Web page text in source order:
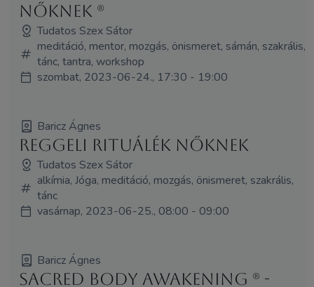
nőknek (R)
Tudatos Szex Sátor
meditáció, mentor, mozgás, önismeret, sámán, szakrális,
tánc, tantra, workshop
szombat, 2023-06-24., 17:30 - 19:00
Baricz Ágnes
Reggeli Rituálék Nőknek
Tudatos Szex Sátor
alkímia, Jóga, meditáció, mozgás, önismeret, szakrális,
tánc
vasárnap, 2023-06-25., 08:00 - 09:00
Baricz Ágnes
Sacred Body Awakening (R) -